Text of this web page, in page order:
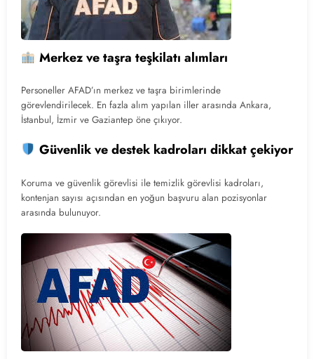
Merkez ve taşra teşkilatı alımları
Personeller AFAD’ın merkez ve taşra birimlerinde
görevlendirilecek. En fazla alım yapılan iller arasında Ankara,
İstanbul, İzmir ve Gaziantep öne çıkıyor.
Güvenlik ve destek kadroları dikkat çekiyor
Koruma ve güvenlik görevlisi ile temizlik görevlisi kadroları,
kontenjan sayısı açısından en yoğun başvuru alan pozisyonlar
arasında bulunuyor.